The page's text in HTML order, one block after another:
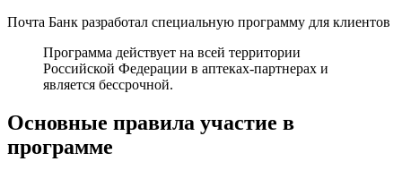
Почта Банк разработал специальную программу для клиентов
Программа действует на всей территории
Российской Федерации в аптеках-партнерах и
является бессрочной.
Основные правила участие в
программе